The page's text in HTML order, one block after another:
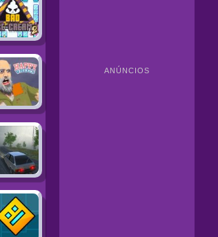
ANÚNCIOS